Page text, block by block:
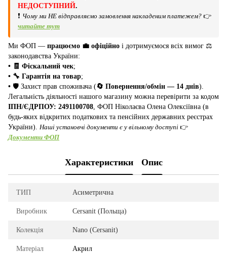
НЕДОСТУПНИЙ.
❗ Чому ми НЕ відправляємо замовлення накладеним платежем? 👉
читайте тут
Ми ФОП — працюємо 💼 офіційно і дотримуємося всіх вимог ⚖️
законодавства України:
• 🧾 Фіскальний чек;
• 🔧 Гарантія на товар;
• 🛡️ Захист прав споживача (🔄 Повернення/обмін — 14 днів).
Легальність діяльності нашого магазину можна перевірити за кодом
ІПН/ЄДРПОУ: 2491100708 , ФОП Ніколаєва Олена Олексіївна (в
будь-яких відкритих податкових та пенсійних державних реєстрах
України). Наші установчі документи є у вільному доступі 👉
Документи ФОП
Характеристики Опис
ТИП Асиметрична
Виробник Cersanit (Польща)
Колекція Nano (Cersanit)
Матеріал Акрил